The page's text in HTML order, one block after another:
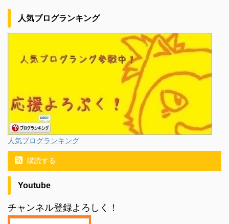
人気ブログランキング
人気ブログランキング
購読する
Youtube
チャンネル登録よろしく！